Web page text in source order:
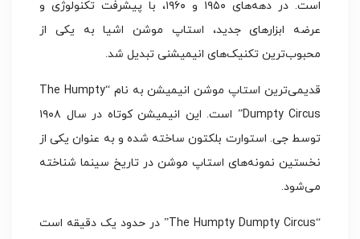
است. در دهه‌های ۱۹۵۰ و ۱۹۶۰، با پیشرفت تکنولوژی و
عرضه ابزارهای جدید، استاپ موشن اشیا به یکی از
محبوب‌ترین تکنیک‌های انیمیشنی تبدیل شد.
قدیمی‌ترین استاپ موشن انیمیشن به نام “The Humpty
Dumpty Circus” است. این انیمیشن کوتاه در سال ۱۹۰۸
توسط جی. استوارت بلکتون ساخته شده و به عنوان یکی از
نخستین نمونه‌های استاپ موشن در تاریخ سینما شناخته
می‌شود.
“The Humpty Dumpty Circus” در حدود یک دقیقه است